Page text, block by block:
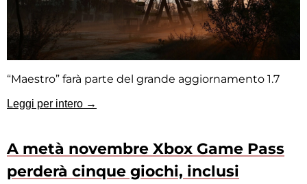
“Maestro” farà parte del grande aggiornamento 1.7
Leggi per intero →
A metà novembre Xbox Game Pass
perderà cinque giochi, inclusi